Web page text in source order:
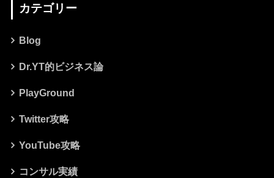
カテゴリー
Blog
Dr.YT的ビジネス論
PlayGround
Twitter攻略
YouTube攻略
コンサル実績